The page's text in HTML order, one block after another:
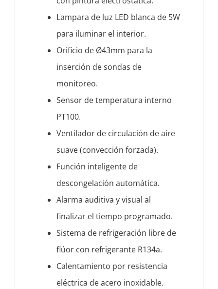
Lampara de luz LED blanca de 5W
para iluminar el interior.
Orificio de Ø43mm para la
inserción de sondas de
monitoreo.
Sensor de temperatura interno
PT100.
Ventilador de circulación de aire
suave (convección forzada).
Función inteligente de
descongelación automática.
Alarma auditiva y visual al
finalizar el tiempo programado.
Sistema de refrigeración libre de
flúor con refrigerante R134a.
Calentamiento por resistencia
eléctrica de acero inoxidable.